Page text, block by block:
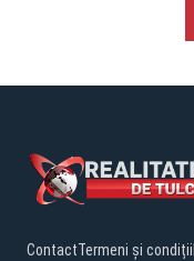
ContactTermeni și condiții